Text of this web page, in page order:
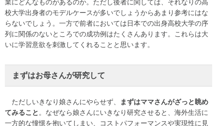
業にどんなものがあるのか。ただし後者に関しては、それなりの高
校大学出身者のモデルケースが多いでしょうからあまり参考にはな
らないでしょう。一方で前者においては日本での出身高校大学の序
列に関係のないところでの成功例はたくさんあります。これらは大
いに学習意欲を刺激してくれることと思います。
まずはお母さんが研究して
ただしいきなり娘さんにやらせず、
まずはママさんがざっと眺め
てみること 。なぜなら娘さんにいきなり研究させると、海外生活に
一方的な憧憬を抱いてしまい、コストパフォーマンスや実現性に見